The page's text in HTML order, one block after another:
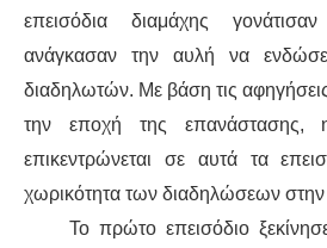
επεισόδια διαμάχης
ανάγκασαν την αυλή να
διαδηλωτών. Με βάση τις
την εποχή της επανάστασης,
επικεντρώνεται σε αυτά τα
χωρικότητα των διαδηλώσεων
Το πρώτο επεισόδιο